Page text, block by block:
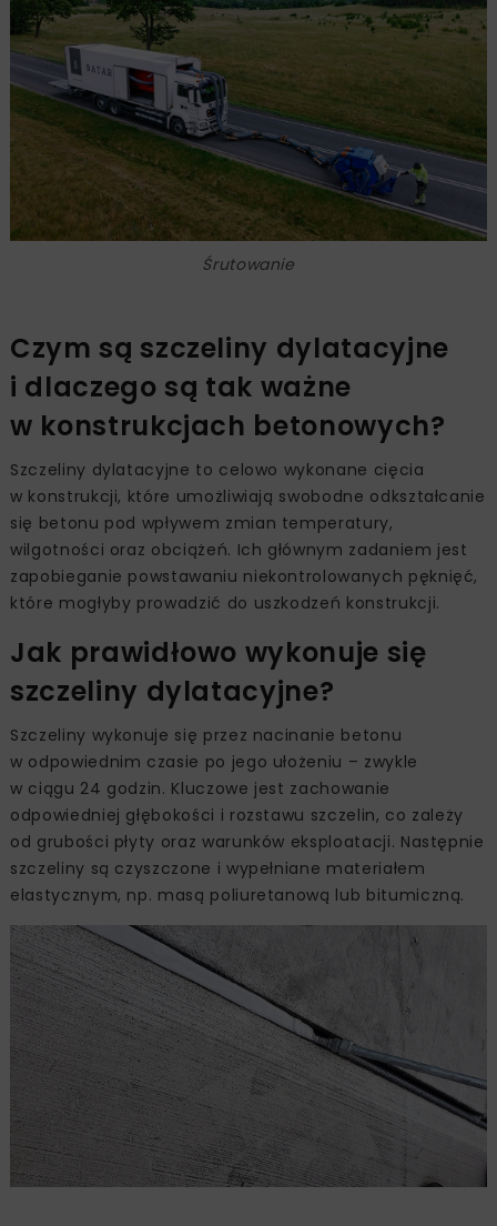
Śrutowanie
Czym są szczeliny dylatacyjne
i dlaczego są tak ważne
w konstrukcjach betonowych?
Szczeliny dylatacyjne to celowo wykonane cięcia
w konstrukcji, które umożliwiają swobodne odkształcanie
się betonu pod wpływem zmian temperatury,
wilgotności oraz obciążeń. Ich głównym zadaniem jest
zapobieganie powstawaniu niekontrolowanych pęknięć,
które mogłyby prowadzić do uszkodzeń konstrukcji.
Jak prawidłowo wykonuje się
szczeliny dylatacyjne?
Szczeliny wykonuje się przez nacinanie betonu
w odpowiednim czasie po jego ułożeniu – zwykle
w ciągu 24 godzin. Kluczowe jest zachowanie
odpowiedniej głębokości i rozstawu szczelin, co zależy
od grubości płyty oraz warunków eksploatacji. Następnie
szczeliny są czyszczone i wypełniane materiałem
elastycznym, np. masą poliuretanową lub bitumiczną.